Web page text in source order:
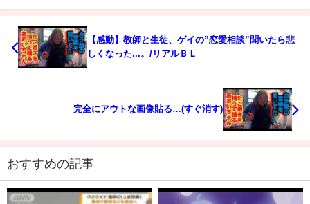
【感動】教師と生徒、ゲイの”恋愛相談”聞いたら悲
しくなった...。/リアルＢＬ
完全にアウトな画像貼る…(すぐ消す)
おすすめの記事